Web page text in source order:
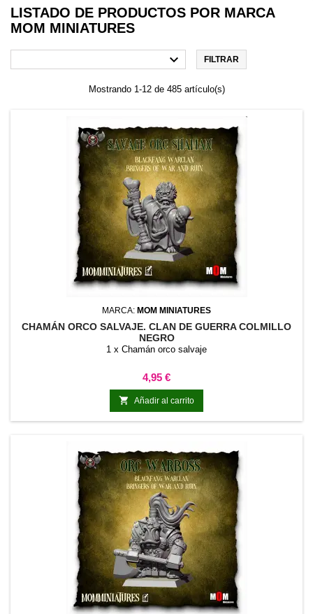
LISTADO DE PRODUCTOS POR MARCA
MOM MINIATURES
 FILTRAR
Mostrando 1-12 de 485 artículo(s)
MARCA: MOM MINIATURES
CHAMÁN ORCO SALVAJE. CLAN DE GUERRA COLMILLO
NEGRO
1 x Chamán orco salvaje
Precio
4,95 €
 Añadir al carrito